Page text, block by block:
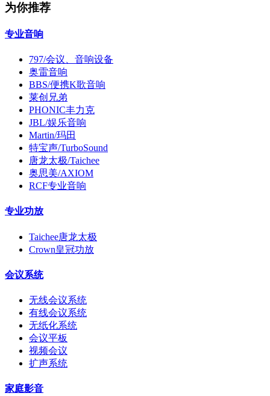
为你推荐
专业音响
797/会议、音响设备
奥雷音响
BBS/便携K歌音响
莱创兄弟
PHONIC丰力克
JBL/娱乐音响
Martin/玛田
特宝声/TurboSound
唐龙太极/Taichee
奥思美/AXIOM
RCF专业音响
专业功放
Taichee唐龙太极
Crown皇冠功放
会议系统
无线会议系统
有线会议系统
无纸化系统
会议平板
视频会议
扩声系统
家庭影音